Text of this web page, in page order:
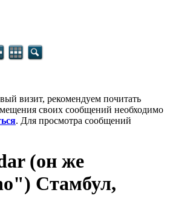
визит, рекомендуем почитать
своих сообщений необходимо
. Для просмотра сообщений
(он же
Стамбул,